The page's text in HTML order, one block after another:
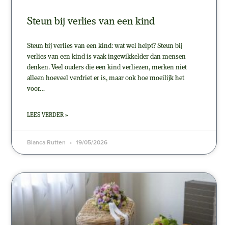
Steun bij verlies van een kind
Steun bij verlies van een kind: wat wel helpt? Steun bij
verlies van een kind is vaak ingewikkelder dan mensen
denken. Veel ouders die een kind verliezen, merken niet
alleen hoeveel verdriet er is, maar ook hoe moeilijk het
voor…
LEES VERDER »
Bianca Rutten 19/05/2026